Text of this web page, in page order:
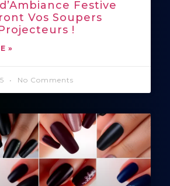
Festive
Vos Soupers
!
»
No Comments